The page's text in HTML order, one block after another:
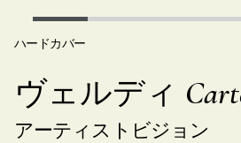
ハードカバー
ヴェルディ
アーティストビジョン